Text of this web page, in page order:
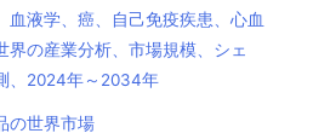
血液学、癌、自己免疫疾患、心血
界の産業分析、市場規模、シェ
、2024年～2034年
の世界市場